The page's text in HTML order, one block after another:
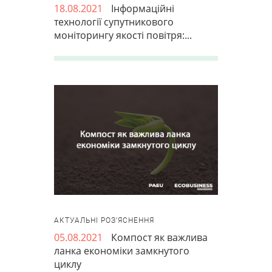
18.08.2021
Інформаційні
технології супутникового
моніторингу якості повітря:...
АКТУАЛЬНІ РОЗ’ЯСНЕННЯ
05.08.2021
Компост як важлива
ланка економіки замкнутого
циклу